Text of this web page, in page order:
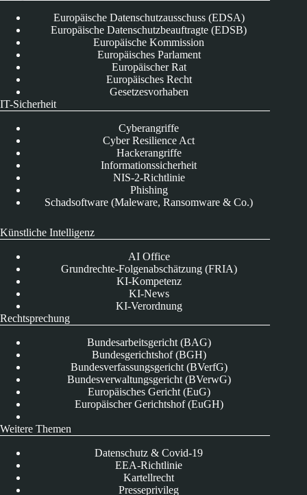
Europäische Datenschutzausschuss (EDSA)
Europäische Datenschutzbeauftragte (EDSB)
Europäische Kommission
Europäisches Parlament
Europäischer Rat
Europäisches Recht
Gesetzesvorhaben
IT-Sicherheit
Cyberangriffe
Cyber Resilience Act
Hackerangriffe
Informationssicherheit
NIS-2-Richtlinie
Phishing
Schadsoftware (Maleware, Ransomware & Co.)
Künstliche Intelligenz
AI Office
Grundrechte-Folgenabschätzung (FRIA)
KI-Kompetenz
KI-News
KI-Verordnung
Rechtsprechung
Bundesarbeitsgericht (BAG)
Bundesgerichtshof (BGH)
Bundesverfassungsgericht (BVerfG)
Bundesverwaltungsgericht (BVerwG)
Europäisches Gericht (EuG)
Europäischer Gerichtshof (EuGH)
Weitere Themen
Datenschutz & Covid-19
EEA-Richtlinie
Kartellrecht
Presseprivileg